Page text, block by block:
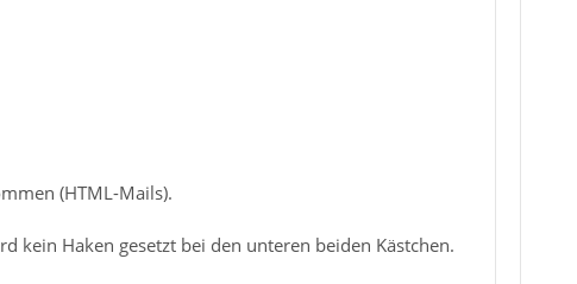
(HTML-Mails).
kein Haken gesetzt bei den unteren beiden Kästchen.